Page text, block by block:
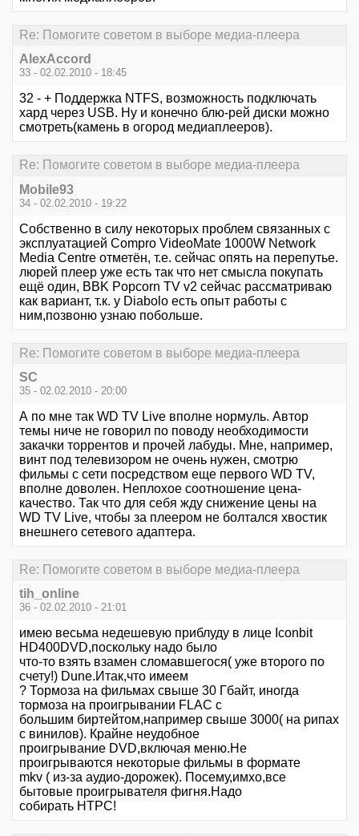
Re: Помогите советом в выборе медиа-плеера
AlexAccord
33 - 02.02.2010 - 18:45
32 - + Поддержка NTFS, возможность подключать
хард через USB. Ну и конечно блю-рей диски можно
смотреть(камень в огород медиаплееров).
Re: Помогите советом в выборе медиа-плеера
Mobile93
34 - 02.02.2010 - 19:22
Собственно в силу некоторых проблем связанных с
эксплуатацией Compro VideoMate 1000W Network
Media Centre отметён, т.е. сейчас опять на перепутье.
люрей плеер уже есть так что нет смысла покупать
ещё один, BBK Popcorn TV v2 сейчас рассматриваю
как вариант, т.к. у Diabolo есть опыт работы с
ним,позвоню узнаю побольше.
Re: Помогите советом в выборе медиа-плеера
SC
35 - 02.02.2010 - 20:00
А по мне так WD TV Live вполне нормуль. Автор
темы ниче не говорил по поводу необходимости
закачки торрентов и прочей лабуды. Мне, например,
винт под телевизором не очень нужен, смотрю
фильмы с сети посредством еще первого WD TV,
вполне доволен. Неплохое соотношение цена-
качество. Так что для себя жду снижение цены на
WD TV Live, чтобы за плеером не болтался хвостик
внешнего сетевого адаптера.
Re: Помогите советом в выборе медиа-плеера
tih_online
36 - 02.02.2010 - 21:01
имею весьма недешевую приблуду в лице Iconbit
HD400DVD,поскольку надо было
что-то взять взамен сломавшегося( уже второго по
счету!) Dune.Итак,что имеем
? Тормоза на фильмах свыше 30 Гбайт, иногда
тормоза на проигрывании FLAC с
большим биртейтом,например свыше 3000( на рипах
с винилов). Крайне неудобное
проигрывание DVD,включая меню.Не
проигрываются некоторые фильмы в формате
mkv ( из-за аудио-дорожек). Посему,имхо,все
бытовые проигрывателя фигня.Надо
собирать HTPC!